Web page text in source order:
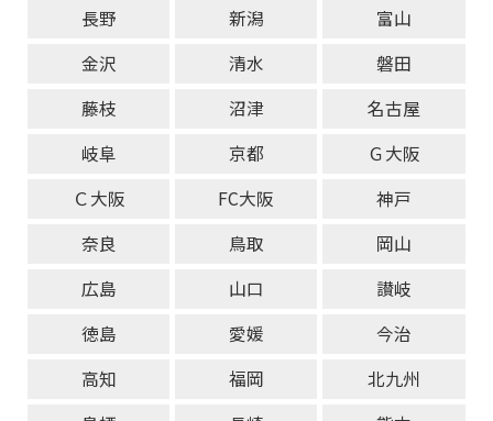
長野
新潟
富山
金沢
清水
磐田
藤枝
沼津
名古屋
岐阜
京都
Ｇ大阪
Ｃ大阪
FC大阪
神戸
奈良
鳥取
岡山
広島
山口
讃岐
徳島
愛媛
今治
高知
福岡
北九州